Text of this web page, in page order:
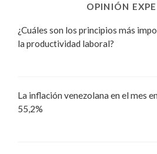
OPINIÓN
¿Cuáles son los principios más
la productividad laboral?
La inflación venezolana en el mes
55,2%